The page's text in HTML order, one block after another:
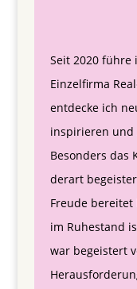
Seit 2020 führe
Einzelfirma
entdecke ich
inspirieren und
Besonders das
derart
Freude
im Ruhestand
war begeistert